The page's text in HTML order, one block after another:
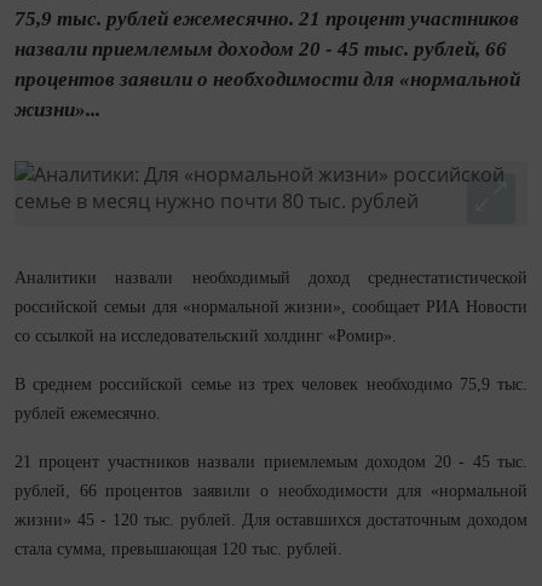
75,9 тыс. рублей ежемесячно. 21 процент участников
назвали приемлемым доходом 20 - 45 тыс. рублей, 66
процентов заявили о необходимости для «нормальной
жизни»...
Аналитики назвали необходимый доход среднестатистической
российской семьи для «нормальной жизни», сообщает РИА Новости
со ссылкой на исследовательский холдинг «Ромир».
В среднем российской семье из трех человек необходимо 75,9 тыс.
рублей ежемесячно.
21 процент участников назвали приемлемым доходом 20 - 45 тыс.
рублей, 66 процентов заявили о необходимости для «нормальной
жизни» 45 - 120 тыс. рублей. Для оставшихся достаточным доходом
стала сумма, превышающая 120 тыс. рублей.